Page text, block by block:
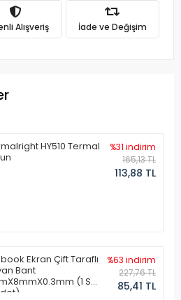
Alışveriş İade ve Değişim
HY510 Termal
%31 indirim
165,13 TL
113,88 TL
Ekran Çift Taraflı
Bant
(1 Set
%63 indirim
227,76 TL
85,41 TL